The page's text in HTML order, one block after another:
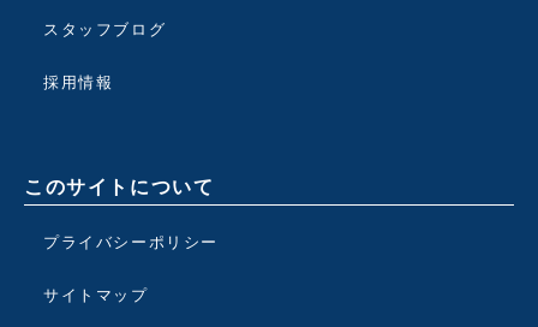
スタッフブログ
採用情報
このサイトについて
プライバシーポリシー
サイトマップ